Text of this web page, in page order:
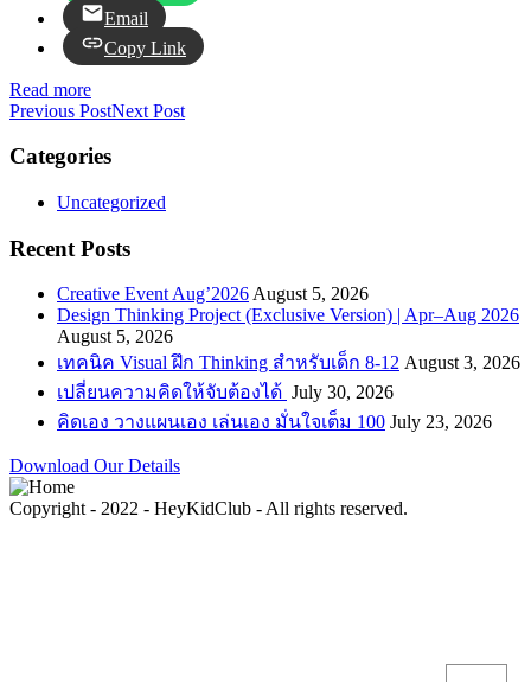
Email
Copy Link
Read more
Previous PostNext Post
Categories
Uncategorized
Recent Posts
Creative Event Aug’2026August 5, 2026
Design Thinking Project (Exclusive Version) | Apr–Aug 2026
August 5, 2026
เทคนิค Visual ฝึก Thinking สำหรับเด็ก 8-12 August 3, 2026
เปลี่ยนความคิดให้จับต้องได้ July 30, 2026
คิดเอง วางแผนเอง เล่นเอง มั่นใจเต็ม 100 July 23, 2026
Download Our Details
Copyright - 2022 - HeyKidClub - All rights reserved.